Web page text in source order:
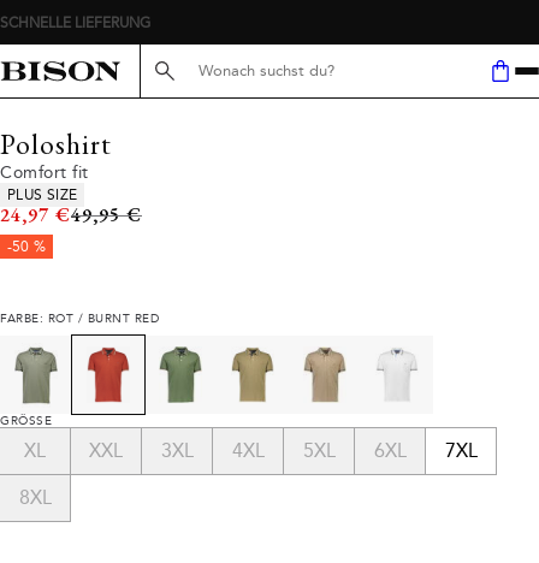
SCHNELLE LIEFERUNG
Suche hier...
Poloshirt
Comfort fit
Produkteigenschaften
PLUS SIZE
24,97 €Ursprünglicher Preis
49,95 €
-50 %
FARBE: ROT / BURNT RED
GRÖSSE
XL XXL 3XL 4XL 5XL 6XL 7XL
8XL